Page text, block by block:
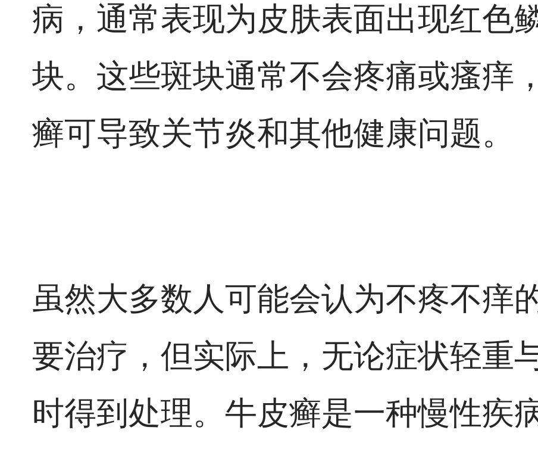
病，通常表现为皮肤表面出现红色
块。这些斑块通常不会疼痛或瘙痒
癣可导致关节炎和其他健康问题。
虽然大多数人可能会认为不疼不痒
要治疗，但实际上，无论症状轻重
时得到处理。牛皮癣是一种慢性疾